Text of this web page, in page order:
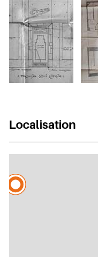
Localisation